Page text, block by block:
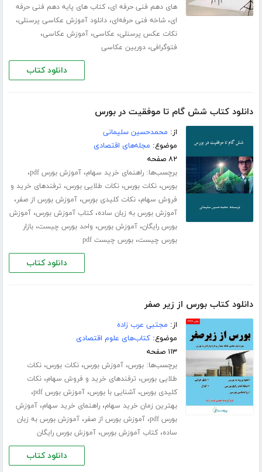
های دهم فنی حرفه ای،کتاب های پایه دهم فنی حرفه
ای،شاخه فنی حرفه‌ای،دانلود آموزش عکاسی پرسنلی،
نکات عکس پرسنلی، عکاسی،آموزش عکاسی،
فتوگرافی،دوربین عکاسی
دانلود کتاب
دانلود کتاب شش گام تا موفقیت در بورس
از: محمدحسین سلیمانی
موضوع: مجله‌های اقتصادی
۸۲ صفحه
برچسب‌ها:راهنمای خرید سهام،آموزش بورس pdf ،
بورس،نکات بورس،نکات طلایی بورس، ترفندهای خرید و
فروش سهام،نکات کلیدی بورس،آموزش بورس از صفر،
آموزش بورس به زبان ساده،کتاب آموزش بورس،آموزش
بورس رایگان،آموزش بورس، واحد بورس چیست،بازار
بورس چیست،بورس چیست pdf
دانلود کتاب
دانلود کتاب بورس از زیر صفر
از: مجتبی عرب زاده
موضوع:کتاب‌های علوم اقتصادی
۱۱۳ صفحه
برچسب‌ها:بورس،آموزش بورس،نکات بورس،نکات
طلایی بورس، ترفندهای خرید و فروش سهام،نکات
کلیدی بورس،آشنایی با بورس،آموزش بورس pdf ،
بهترین زمان خرید سهام،راهنمای خرید سهام،آموزش
بورس pdf
،آموزش بورس از صفر،آموزش بورس به زبان
ساده،کتاب آموزش بورس،آموزش بورس رایگان
دانلود کتاب